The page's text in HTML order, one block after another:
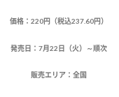
価格：220円（税込237.60円）
発売日：7月22日（火）～順次
販売エリア：全国